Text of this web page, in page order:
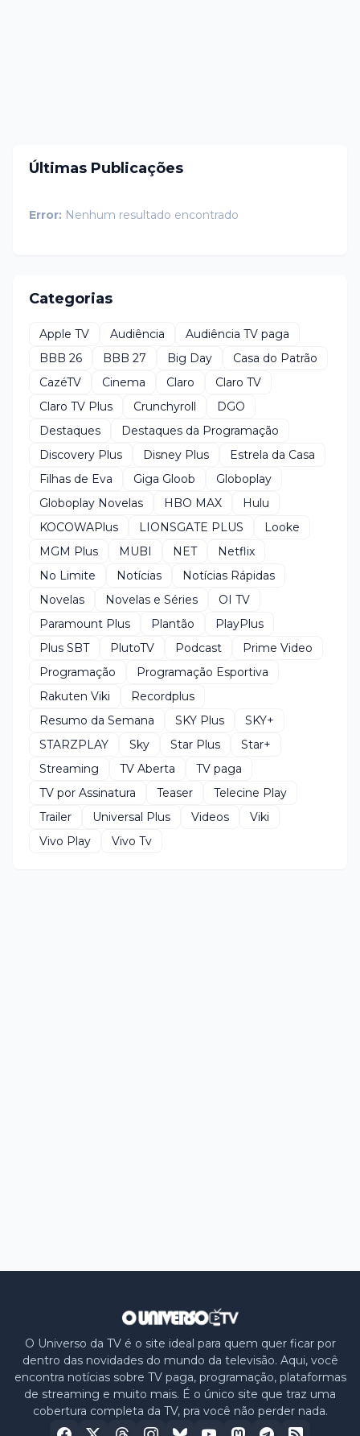
Últimas Publicações
Error: Nenhum resultado encontrado
Categorias
Apple TV Audiência
Audiência TV paga
BBB 26
BBB 27 Big Day
Casa do Patrão
CazéTV
Cinema Claro
Claro TV
Claro TV Plus
Crunchyroll
DGO
Destaques
Destaques da Programação
Discovery Plus
Disney Plus
Estrela da Casa
Filhas de Eva
Giga Gloob
Globoplay
Globoplay Novelas
HBO MAX
Hulu
KOCOWAPlus
LIONSGATE PLUS
Looke
MGM Plus
MUBI NET
Netflix
No Limite
Notícias
Notícias Rápidas
Novelas
Novelas e Séries
OI TV
Paramount Plus
Plantão
PlayPlus
Plus SBT
PlutoTV Podcast
Prime Video
Programação
Programação Esportiva
Rakuten Viki
Recordplus
Resumo da Semana
SKY Plus
SKY+
STARZPLAY
Sky Star Plus
Star+
Streaming
TV Aberta
TV paga
TV por Assinatura
Teaser
Telecine Play
Trailer
Universal Plus Videos
Viki
Vivo Play
Vivo Tv
O Universo da TV é o site ideal para quem quer ficar por
dentro das novidades do mundo da televisão. Aqui, você
encontra notícias sobre TV paga, programação, plataformas
de streaming e muito mais. É o único site que traz uma
cobertura completa da TV, pra você não perder nada.